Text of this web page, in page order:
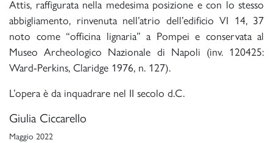
Attis, raffigurata nella medesima posizione e con lo stesso
abbigliamento, rinvenuta nell’atrio dell’edificio VI 14, 37
noto come “officina lignaria” a Pompei e conservata al
Museo Archeologico Nazionale di Napoli (inv. 120425:
Ward-Perkins, Claridge 1976, n. 127).
L’opera è da inquadrare nel II secolo d.C.
Giulia Ciccarello
Maggio 2022